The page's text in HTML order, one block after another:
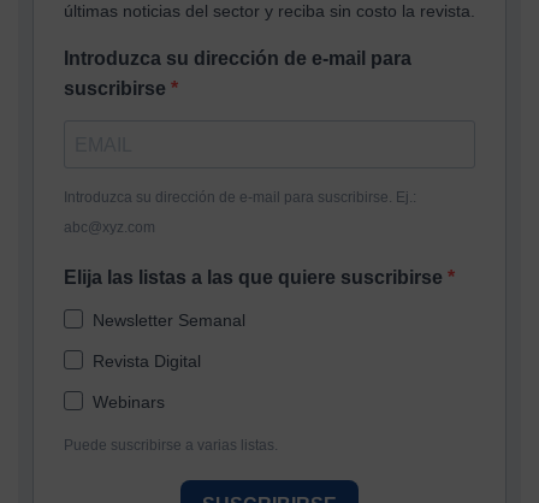
últimas noticias del sector y reciba sin costo la revista.
Introduzca su dirección de e-mail para
suscribirse
Introduzca su dirección de e-mail para suscribirse. Ej.:
abc@xyz.com
Elija las listas a las que quiere suscribirse
Newsletter Semanal
Revista Digital
Webinars
Puede suscribirse a varias listas.